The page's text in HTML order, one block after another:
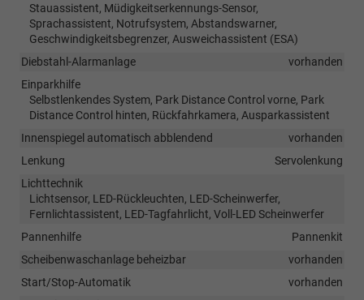
Stauassistent, Müdigkeitserkennungs-Sensor,
Sprachassistent, Notrufsystem, Abstandswarner,
Geschwindigkeitsbegrenzer, Ausweichassistent (ESA)
Diebstahl-Alarmanlage
vorhanden
Einparkhilfe
Selbstlenkendes System, Park Distance Control vorne, Park
Distance Control hinten, Rückfahrkamera, Ausparkassistent
Innenspiegel automatisch abblendend
vorhanden
Lenkung
Servolenkung
Lichttechnik
Lichtsensor, LED-Rückleuchten, LED-Scheinwerfer,
Fernlichtassistent, LED-Tagfahrlicht, Voll-LED Scheinwerfer
Pannenhilfe
Pannenkit
Scheibenwaschanlage beheizbar
vorhanden
Start/Stop-Automatik
vorhanden